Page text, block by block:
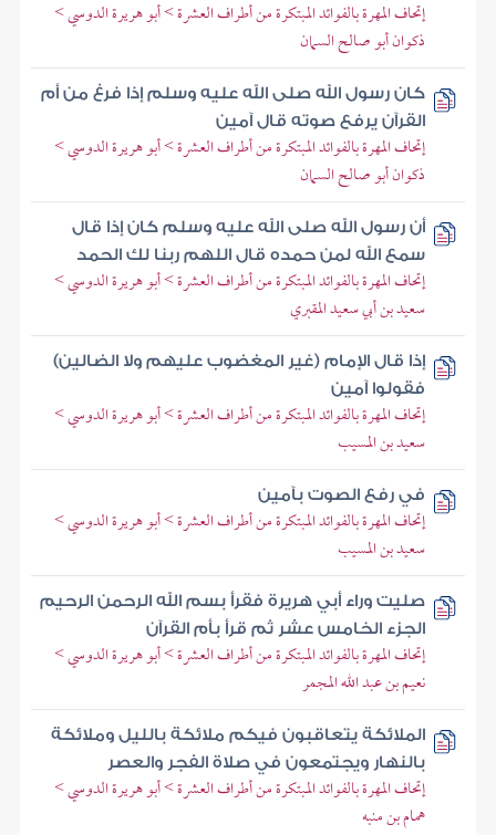
إتحاف المهرة بالفوائد المبتكرة من أطراف العشرة > أبو هريرة الدوسي >
ذكوان أبو صالح السمان
كان رسول الله صلى الله عليه وسلم إذا فرغ من أم
القرآن يرفع صوته قال آمين
إتحاف المهرة بالفوائد المبتكرة من أطراف العشرة > أبو هريرة الدوسي >
ذكوان أبو صالح السمان
أن رسول الله صلى الله عليه وسلم كان إذا قال
سمع الله لمن حمده قال اللهم ربنا لك الحمد
إتحاف المهرة بالفوائد المبتكرة من أطراف العشرة > أبو هريرة الدوسي >
سعيد بن أبي سعيد المقبري
إذا قال الإمام (غير المغضوب عليهم ولا الضالين)
فقولوا آمين
إتحاف المهرة بالفوائد المبتكرة من أطراف العشرة > أبو هريرة الدوسي >
سعيد بن المسيب
في رفع الصوت بآمين
إتحاف المهرة بالفوائد المبتكرة من أطراف العشرة > أبو هريرة الدوسي >
سعيد بن المسيب
صليت وراء أبي هريرة فقرأ بسم الله الرحمن الرحيم
الجزء الخامس عشر ثم قرأ بأم القرآن
إتحاف المهرة بالفوائد المبتكرة من أطراف العشرة > أبو هريرة الدوسي >
نعيم بن عبد الله المجمر
الملائكة يتعاقبون فيكم ملائكة بالليل وملائكة
بالنهار ويجتمعون في صلاة الفجر والعصر
إتحاف المهرة بالفوائد المبتكرة من أطراف العشرة > أبو هريرة الدوسي >
همام بن منبه